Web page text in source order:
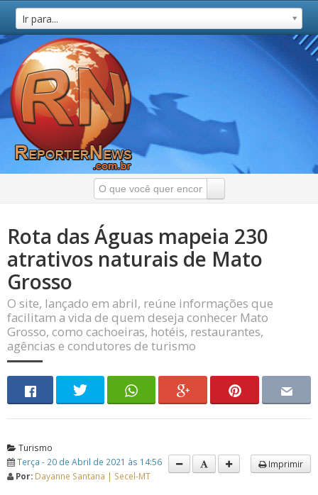
Ir para...
Rota das Águas mapeia 230
atrativos naturais de Mato
Grosso
O site, lançado em abril, reúne informações que
facilitam a vida de quem deseja conhecer Mato
Grosso, como cachoeiras, hotéis, restaurantes,
agências e condutores de turismo
Turismo
Terça - 20 de Abril de 2021 às 14:56
Por: Dayanne Santana | Secel-MT
Imprimir